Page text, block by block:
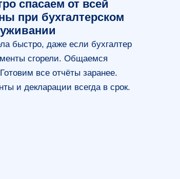
спасаем от всей
при бухгалтерском
быстро, даже если бухгалтер
сгорели. Общаемся
все отчёты заранее.
и декларации всегда в срок.